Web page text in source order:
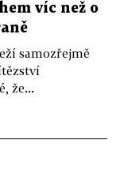
víc než o
samozřejmě
že...